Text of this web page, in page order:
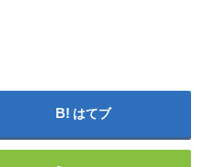
はてブ